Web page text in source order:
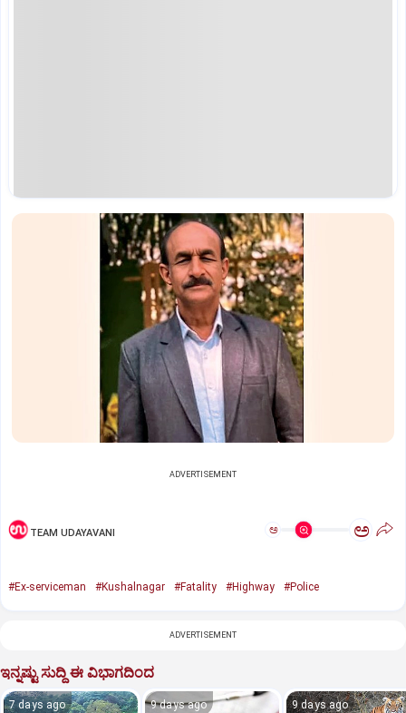
ADVERTISEMENT
TEAM UDAYAVANI ಅ ಅ
#Ex-serviceman #Kushalnagar #Fatality #Highway #Police
ADVERTISEMENT
ಇನ್ನಷ್ಟು ಸುದ್ದಿ ಈ ವಿಭಾಗದಿಂದ
7 days ago 9 days ago 9 days ago